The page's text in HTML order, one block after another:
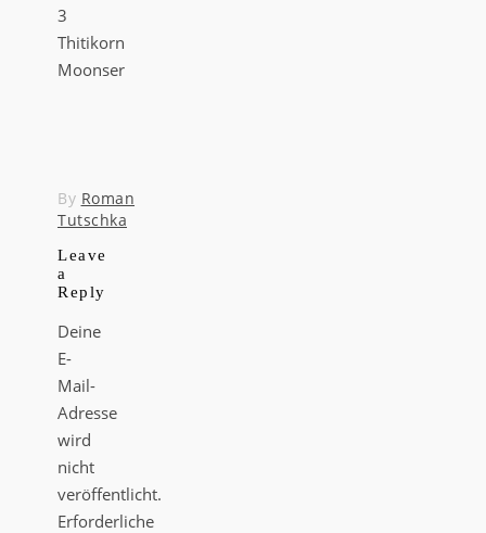
3
Thitikorn
Moonser
By Roman
Tutschka
Leave
a
Reply
Deine
E-
Mail-
Adresse
wird
nicht
veröffentlicht.
Erforderliche